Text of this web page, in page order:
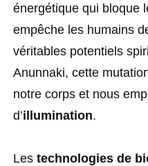
énergétique qui bloque
empêche les humains
véritables potentiels
Anunnaki, cette
notre corps et nous
d’illumination.
Les technologies de